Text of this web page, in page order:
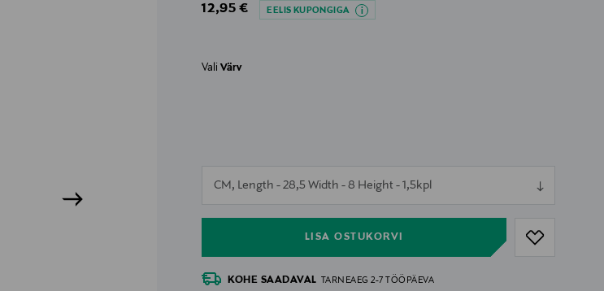
Original Price
12,95 € EELIS KUPONGIGA
ValiVärv
CM, Length - 28,5 Width - 8 Height - 1,5kpl
LISA OSTUKORVI
null
KOHE SAADAVAL
TARNEAEG 2-7 TÖÖPÄEVA